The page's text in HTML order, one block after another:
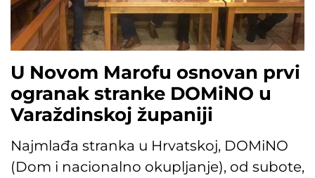
U Novom Marofu osnovan prvi
ogranak stranke DOMiNO u
Varaždinskoj županiji
Najmlađa stranka u Hrvatskoj, DOMiNO
(Dom i nacionalno okupljanje), od subote,